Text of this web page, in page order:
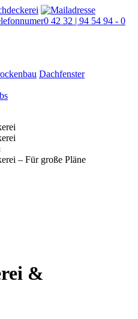
0 42 32 | 94 54 94 - 0
Dachfenster
&